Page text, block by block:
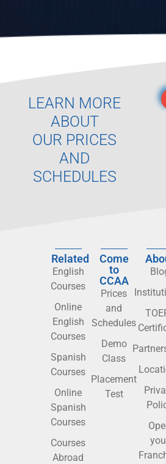
LEARN MORE
ABOUT
OUR PRICES
AND
SCHEDULES
Related
English
Courses
Online
English
Courses
Spanish
Courses
Online
Spanish
Courses
Courses
Abroad
Come
to
CCAA
Prices
and
Schedules
Demo
Class
Placement
Test